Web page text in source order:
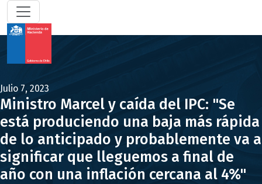
Julio 7, 2023
Ministro Marcel y caída del IPC: "Se
está produciendo una baja más rápida
de lo anticipado y probablemente va a
significar que lleguemos a final de
año con una inflación cercana al 4%"